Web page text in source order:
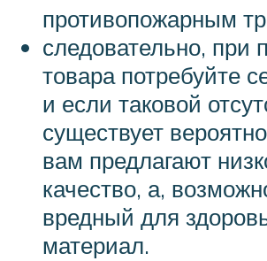
противопожарным
следовательно, при
товара потребуйте
и если таковой
существует
вам предлагают
качество, а,
вредный для
материал.